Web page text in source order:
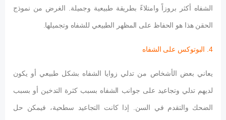
الشفاه أكثر بروزاً وامتلاءً بطريقة طبيعية وجميلة. الغرض من نموذج
الحقن هذا هو الحفاظ على المظهر الطبيعي للشفاه وتجميلها.
يعاني بعض الأشخاص من تدلي زوايا الشفاه بشكل طبيعي أو يكون
لديهم تدلي وتجاعيد على جوانب الشفاه بسبب كثرة التدخين أو بسبب
الضحك والتقدم في السن. إذا كانت التجاعيد سطحية، فيمكن حل